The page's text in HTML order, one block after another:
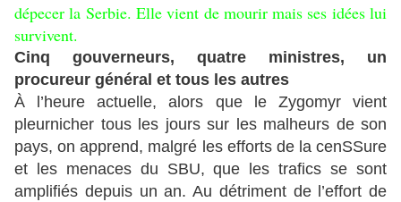
dépecer la Serbie. Elle vient de mourir mais ses idées lui
survivent.
Cinq gouverneurs, quatre ministres, un
procureur général et tous les autres
À l’heure actuelle, alors que le Zygomyr vient
pleurnicher tous les jours sur les malheurs de son
pays, on apprend, malgré les efforts de la cenSSure
et les menaces du SBU, que les trafics se sont
amplifiés depuis un an. Au détriment de l’effort de